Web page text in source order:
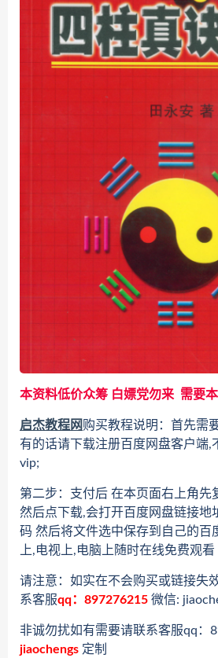
本资料低价众筹 白嫖党勿来 需要
启杰教程网购买教程说明：首先需
有的话请下载注册百度网盘客户端,
vip;
第二步：支付后 在本页面右上角先
然后点下载,会打开百度网盘链接地
码 然后将文件选中保存到自己的百
上,电视上,电脑上随时在线免费观看
请注意：如实在不会购买或链接失
系客服qq：897276215 微信:
非诚勿扰如有需要请联系客服qq：
jiaochengs 定制